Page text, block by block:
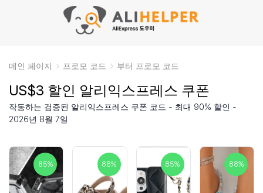
메인 페이지 프로모 코드 부터 프로모 코드
US$3 할인 알리익스프레스 쿠폰
작동하는 검증된 알리익스프레스 쿠폰 코드 - 최대 90% 할인 -
2026년 8월 7일
85% 88% 85% 88%